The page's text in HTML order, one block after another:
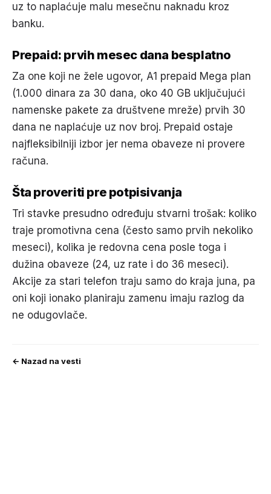
uz to naplaćuje malu mesečnu naknadu kroz
banku.
Prepaid: prvih mesec dana besplatno
Za one koji ne žele ugovor, A1 prepaid Mega plan
(1.000 dinara za 30 dana, oko 40 GB uključujući
namenske pakete za društvene mreže) prvih 30
dana ne naplaćuje uz nov broj. Prepaid ostaje
najfleksibilniji izbor jer nema obaveze ni provere
računa.
Šta proveriti pre potpisivanja
Tri stavke presudno određuju stvarni trošak: koliko
traje promotivna cena (često samo prvih nekoliko
meseci), kolika je redovna cena posle toga i
dužina obaveze (24, uz rate i do 36 meseci).
Akcije za stari telefon traju samo do kraja juna, pa
oni koji ionako planiraju zamenu imaju razlog da
ne odugovlače.
← Nazad na vesti